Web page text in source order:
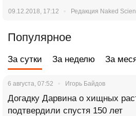
09.12.2018, 17:12 Редакция Naked
Популярное
За сутки За неделю За
6 августа, 07:52 Игорь Байдов
Догадку Дарвина о хищных
подтвердили спустя 150 лет